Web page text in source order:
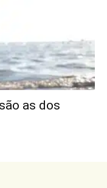
as dos